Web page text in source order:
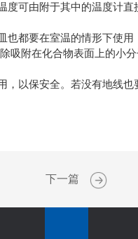
可由附于其中的温度计直
都要在室温的情形下使用
吸附在化合物表面上的小
以保安全。若没有地线也
下一篇